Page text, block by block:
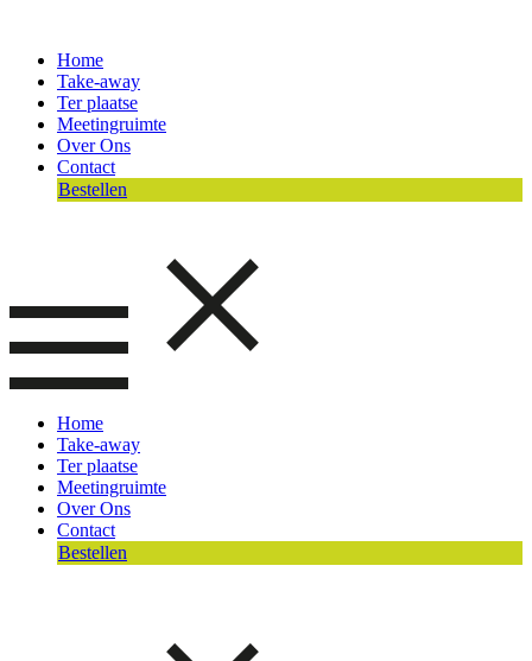
Home
Take-away
Ter plaatse
Meetingruimte
Over Ons
Contact
Bestellen
Home
Take-away
Ter plaatse
Meetingruimte
Over Ons
Contact
Bestellen